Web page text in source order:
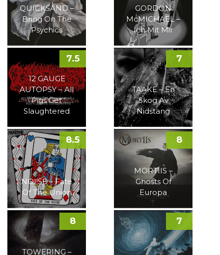
QUICKSAND –
Bring On The
Psychics
GORDON
McMICHAEL –
Ich Mit Mir
12 GAUGE
AUTOPSY – All
Pigs Get
Slaughtered
7.5
TAAKE – En
Skog Av
Nidstang
7
NOI!SE – Fate
Of The Union
8.5
MORTIIS –
Ghosts Of
Europa
8
TOWERING –
8 7